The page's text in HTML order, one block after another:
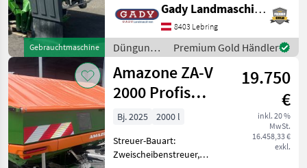
Gebrauchtmaschine
!!Neuwertiger Zustand!! +
Amatron 3 + Baujahr 2018 +
Grenzstreueinrichtung +
Beleuchtung Während u
Gady Landmaschinen GmbH
8403 Lebring
Düngung
und
Beregnung
/ Amazone
Premium Gold Händler
Amazone ZA-V
2000 Profis
Tronic - mit
19.750
€
inkl. 20 %
MwSt.
16.458,33 €
exkl.
Bj. 2025
2000 l
Streuer-Bauart:
Zweischeibenstreuer,